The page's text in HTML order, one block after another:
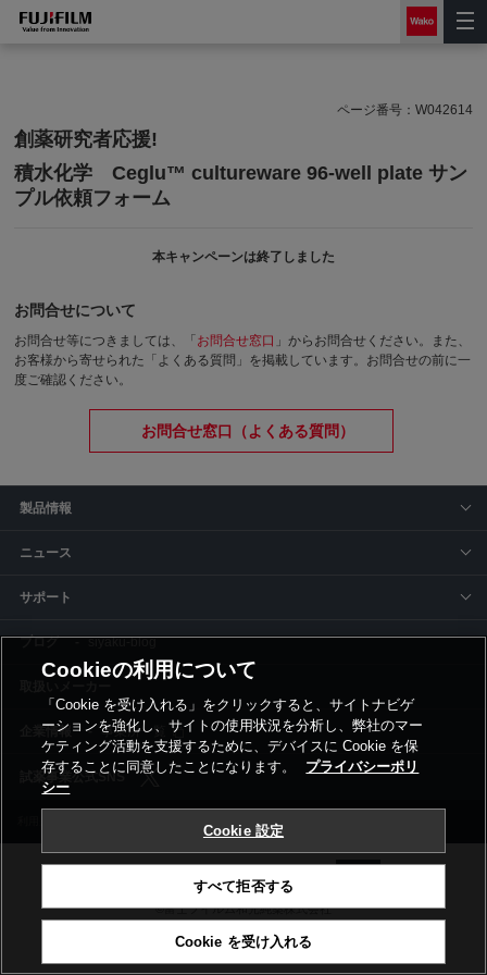
ページ番号： W042614
創薬研究者応援!
積水化学 Ceglu™ cultureware 96-well plate サン
プル依頼フォーム
本キャンペーンは終了しました
お問合せについて
お問合せ等につきましては、「 お問合せ窓口 」からお問合せください。
また、
お客様から寄せられた「よくある質問」を掲載しています。お問合せの前に一
度ご確認ください。
お問合せ窓口（よくある質問）
製品情報
ニュース
サポート
siyaku-blog
事業所一覧
コーポレートサイト
©富士フイルム和光純薬株式会社
Cookieの利用について
「Cookie を受け入れる」をクリックすると、サイトナビゲ
ーションを強化し、サイトの使用状況を分析し、弊社のマー
ケティング活動を支援するために、デバイスに Cookie を保
存することに同意したことになります。
プライバシーポリ
シー
Cookie 設定
すべて拒否する
Cookie を受け入れる